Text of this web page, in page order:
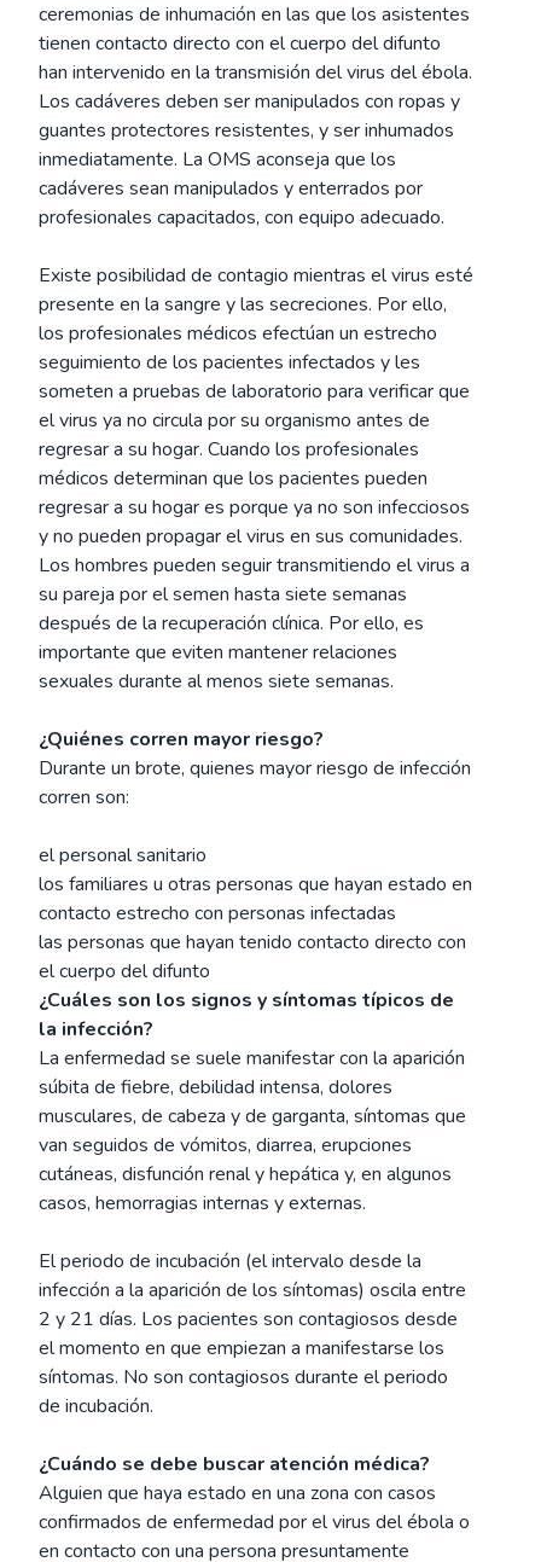
ceremonias de inhumación en las que los asistentes
tienen contacto directo con el cuerpo del difunto
han intervenido en la transmisión del virus del ébola.
Los cadáveres deben ser manipulados con ropas y
guantes protectores resistentes, y ser inhumados
inmediatamente. La OMS aconseja que los
cadáveres sean manipulados y enterrados por
profesionales capacitados, con equipo adecuado.
Existe posibilidad de contagio mientras el virus esté
presente en la sangre y las secreciones. Por ello,
los profesionales médicos efectúan un estrecho
seguimiento de los pacientes infectados y les
someten a pruebas de laboratorio para verificar que
el virus ya no circula por su organismo antes de
regresar a su hogar. Cuando los profesionales
médicos determinan que los pacientes pueden
regresar a su hogar es porque ya no son infecciosos
y no pueden propagar el virus en sus comunidades.
Los hombres pueden seguir transmitiendo el virus a
su pareja por el semen hasta siete semanas
después de la recuperación clínica. Por ello, es
importante que eviten mantener relaciones
sexuales durante al menos siete semanas.
¿Quiénes corren mayor riesgo?
Durante un brote, quienes mayor riesgo de infección
corren son:
el personal sanitario
los familiares u otras personas que hayan estado en
contacto estrecho con personas infectadas
las personas que hayan tenido contacto directo con
el cuerpo del difunto
¿Cuáles son los signos y síntomas típicos de
la infección?
La enfermedad se suele manifestar con la aparición
súbita de fiebre, debilidad intensa, dolores
musculares, de cabeza y de garganta, síntomas que
van seguidos de vómitos, diarrea, erupciones
cutáneas, disfunción renal y hepática y, en algunos
casos, hemorragias internas y externas.
El periodo de incubación (el intervalo desde la
infección a la aparición de los síntomas) oscila entre
2 y 21 días. Los pacientes son contagiosos desde
el momento en que empiezan a manifestarse los
síntomas. No son contagiosos durante el periodo
de incubación.
¿Cuándo se debe buscar atención médica?
Alguien que haya estado en una zona con casos
confirmados de enfermedad por el virus del ébola o
en contacto con una persona presuntamente